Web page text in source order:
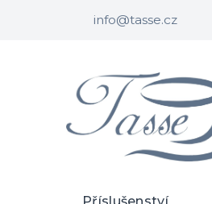
info@tasse.cz
Příslušenství
Domů Prodávané značky